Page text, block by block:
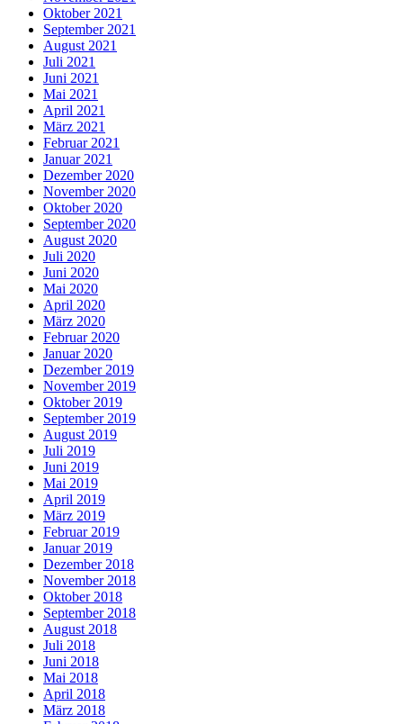
Oktober 2021
September 2021
August 2021
Juli 2021
Juni 2021
Mai 2021
April 2021
März 2021
Februar 2021
Januar 2021
Dezember 2020
November 2020
Oktober 2020
September 2020
August 2020
Juli 2020
Juni 2020
Mai 2020
April 2020
März 2020
Februar 2020
Januar 2020
Dezember 2019
November 2019
Oktober 2019
September 2019
August 2019
Juli 2019
Juni 2019
Mai 2019
April 2019
März 2019
Februar 2019
Januar 2019
Dezember 2018
November 2018
Oktober 2018
September 2018
August 2018
Juli 2018
Juni 2018
Mai 2018
April 2018
März 2018